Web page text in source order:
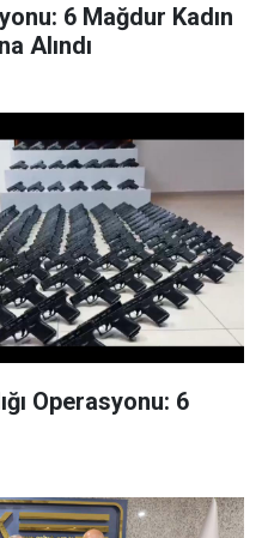
6 Mağdur Kadın
Alındı
Operasyonu: 6